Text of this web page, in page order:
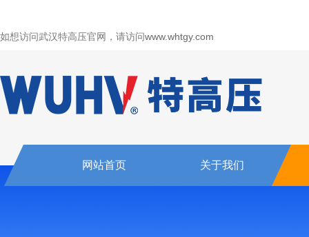
如想访问武汉特高压官网，请访问www.whtgy.com
网站首页 关于我们